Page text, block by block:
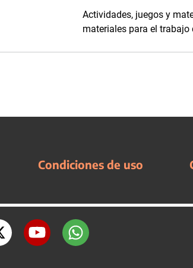
Actividades, juegos y
materiales para el trabajo
Condiciones de uso